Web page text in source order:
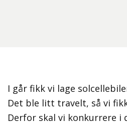
I går fikk vi lage
Det ble litt travelt, så vi
Derfor skal vi konkurrere i